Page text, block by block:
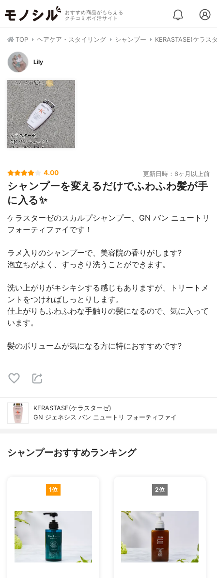
おすすめ商品がもらえる
クチコミポイ活サイト
TOP ヘアケア・スタイリング シャンプー KERASTASE(ケラス
Lily
4.00 更新日時：6ヶ月以上前
シャンプーを変えるだけでふわふわ髪が手
に入る✨
ケラスターゼのスカルプシャンプー、GN バン ニュートリ
フォーティファイです！
ラメ入りのシャンプーで、美容院の香りがします?
泡立ちがよく、すっきり洗うことができます。
洗い上がりがキシキシする感じもありますが、トリートメ
ントをつければしっとりします。
仕上がりもふわふわな手触りの髪になるので、気に入って
います。
髪のボリュームが気になる方に特におすすめです?
KERASTASE(ケラスターゼ)
GN ジェネシス バン ニュートリ フォーティファイ
シャンプーおすすめランキング
1位 2位